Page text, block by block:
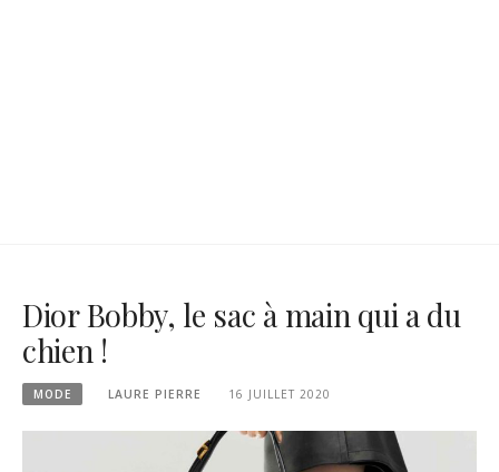
Dior Bobby, le sac à main qui a du
chien !
MODE LAURE PIERRE 16 JUILLET 2020